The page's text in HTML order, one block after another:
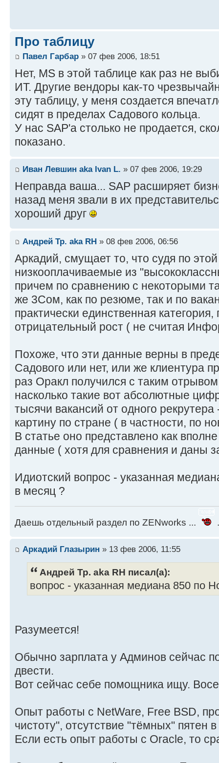
Про таблицу
Павел Гарбар » 07 фев 2006, 18:51
Нет, MS в этой таблице как раз не
ИТ. Другие вендоры как-то
эту таблицу, у меня создается
сидят в пределах Садового кольца.
У нас SAP'а столько не продается,
показано.
Иван Левшин aka Ivan L. » 07 фев 2006, 19:29
Неправда ваша... SAP расширяет
назад меня звали в их
хороший друг
Андрей Тр. aka RH » 08 фев 2006, 06:56
Аркадий, смущает то, что судя по
низкооплачиваемые из
причем по сравнению с некоторыми
же 3Сом, как по резюме, так и по
практически единственная
отрицательный рост ( не считая
Похоже, что эти данные верны в
Садового или нет, или же клиентура
раз Оракл получился с таким
насколько такие вот абсолютные
тысячи вакансий от одного
картину по стране ( в частности, по
В статье оно представлено как
данные ( хотя для сравнения и даны
Идиотский вопрос - указанная
в месяц ?
Даешь отдельный раздел по ZENworks ...
Аркадий Глазырин » 13 фев 2006, 11:55
Андрей Тр. aka RH писал(а):
вопрос - указанная медиана 850 по
Разумеется!
Обычно зарплата у Админов сейчас
двести.
Вот сейчас себе помощника ищу.
Опыт работы с NetWare, Free BSD,
чистоту", отсутствие "тёмных" пятен
Если есть опыт работы с Oracle, то